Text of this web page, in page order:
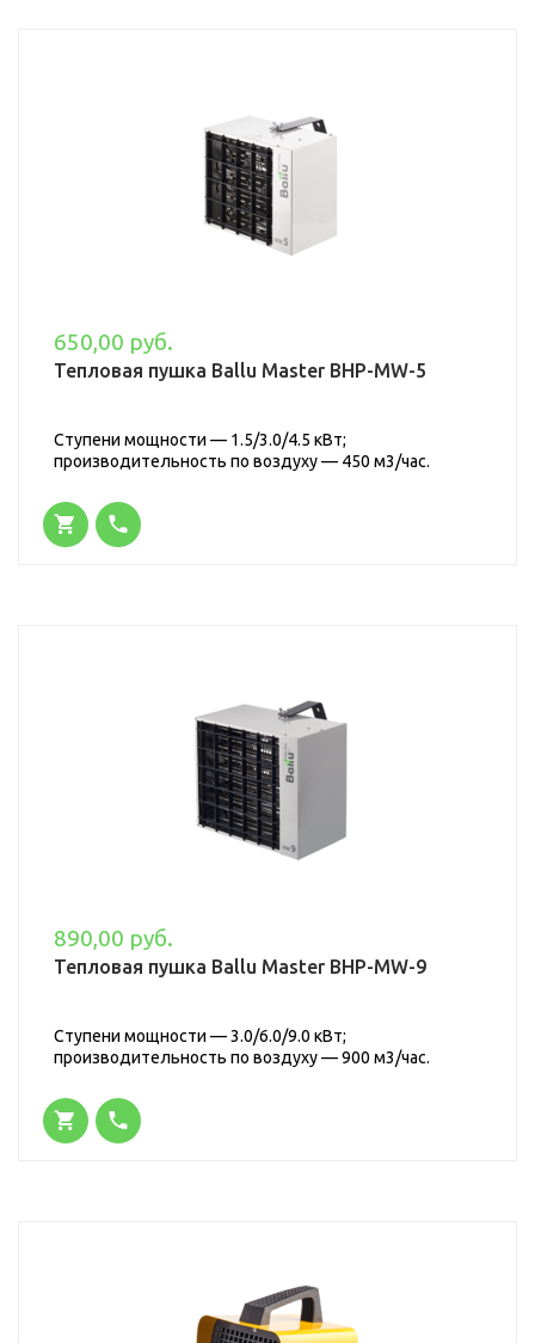
650,00 руб.
Тепловая пушка Ballu Master BHP-MW-5
Ступени мощности — 1.5/3.0/4.5 кВт;
производительность по воздуху — 450 м3/час.
890,00 руб.
Тепловая пушка Ballu Master BHP-MW-9
Ступени мощности — 3.0/6.0/9.0 кВт;
производительность по воздуху — 900 м3/час.